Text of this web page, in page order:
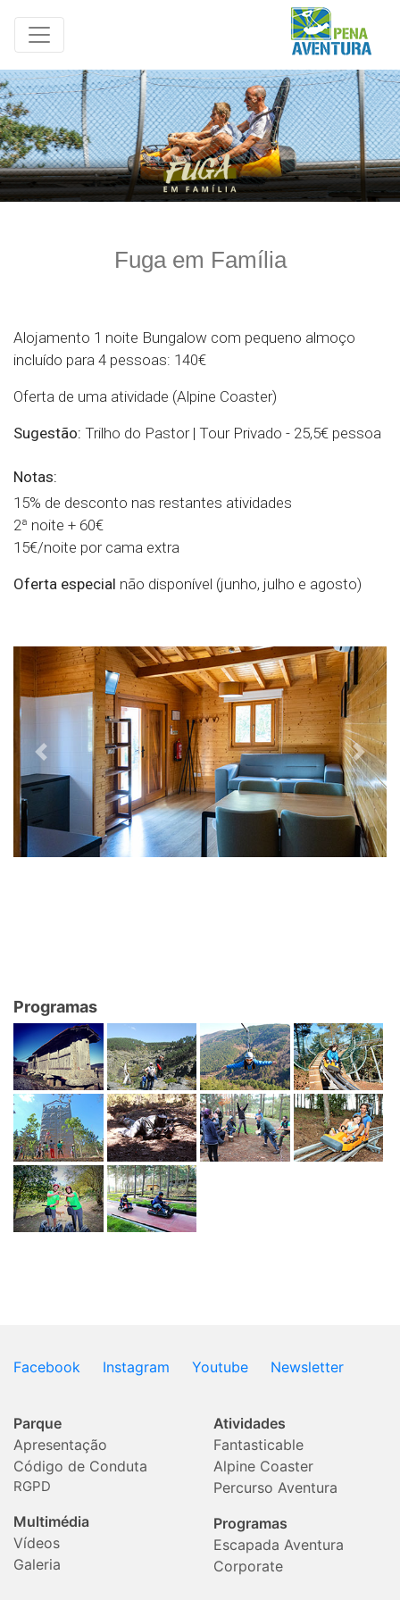
Fuga em Família
Alojamento 1 noite Bungalow com pequeno almoço
incluído para 4 pessoas: 140€
Oferta de uma atividade (Alpine Coaster)
Sugestão: Trilho do Pastor | Tour Privado - 25,5€ pessoa
Notas:
15% de desconto nas restantes atividades
2ª noite + 60€
15€/noite por cama extra
Oferta especial não disponível (junho, julho e agosto)
Previous Next
Programas
Facebook Instagram Youtube Newsletter
Parque
Apresentação
Código de Conduta
RGPD
Multimédia
Vídeos
Galeria
Atividades
Fantasticable
Alpine Coaster
Percurso Aventura
Programas
Escapada Aventura
Corporate